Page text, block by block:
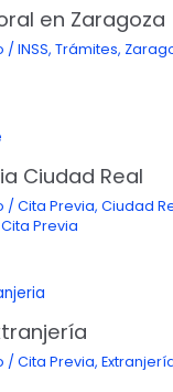
en Zaragoza
/INSS,Trámites,
Ciudad Real
/Cita Previa,Ciudad
Previa
/Cita Previa,